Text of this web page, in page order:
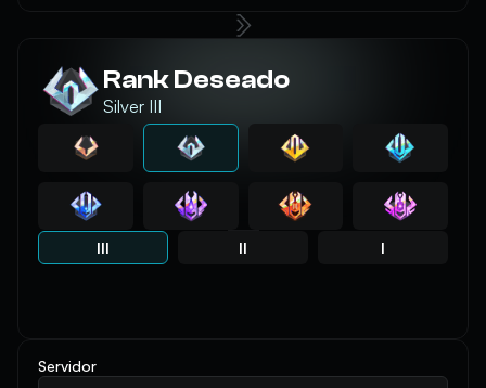
Rank Deseado
Silver III
III II I
Servidor